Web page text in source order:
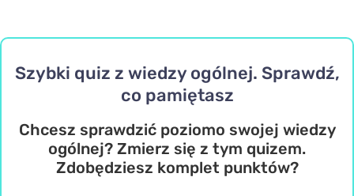
Szybki quiz z wiedzy ogólnej. Sprawdź,
co pamiętasz
Chcesz sprawdzić poziomo swojej wiedzy
ogólnej? Zmierz się z tym quizem.
Zdobędziesz komplet punktów?